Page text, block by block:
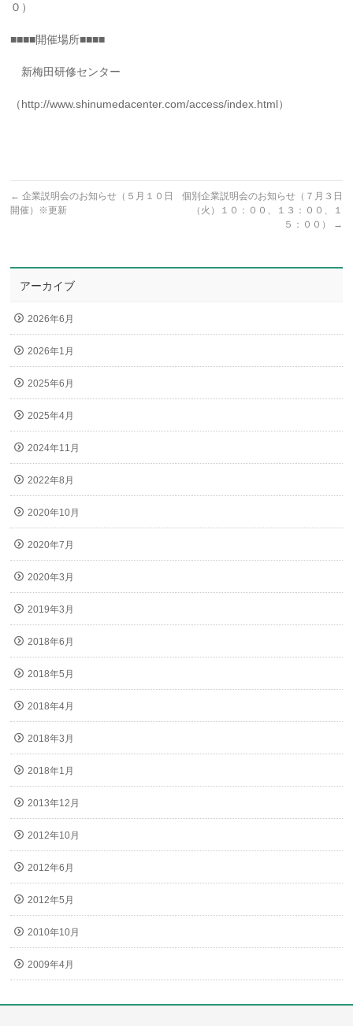
０ ）
■■■■開催場所■■■■
新梅田研修センター
（http://www.shinumedacenter.com/access/index.html）
← 企業説明会のお知らせ（５月１０日
開催）※更新
個別企業説明会のお知らせ（７月３日
（火）１０：００、１３：００、１
５：００）
→
アーカイブ
2026年6月
2026年1月
2025年6月
2025年4月
2024年11月
2022年8月
2020年10月
2020年7月
2020年3月
2019年3月
2018年6月
2018年5月
2018年4月
2018年3月
2018年1月
2013年12月
2012年10月
2012年6月
2012年5月
2010年10月
2009年4月